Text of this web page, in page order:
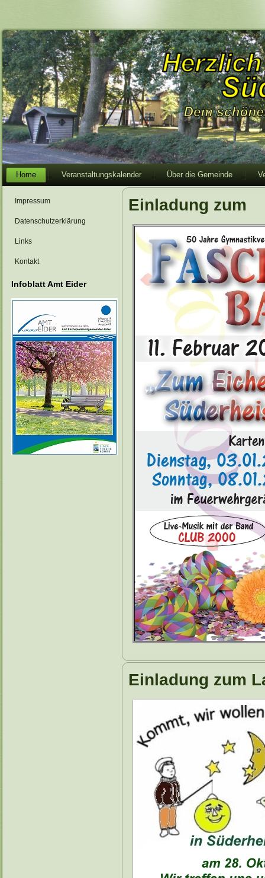
Home Veranstaltungskalender Über die Gemeinde
Impressum
Datenschutzerklärung
Links
Kontakt
Infoblatt Amt Eider
Einladung zum
Einladung zum